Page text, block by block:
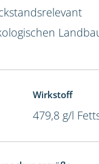
Wirkstoff
479,8 g/l